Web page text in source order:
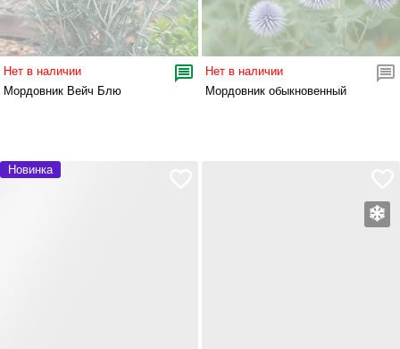
Нет в наличии
Мордовник Вейч Блю
Нет в наличии
Мордовник обыкновенный
Новинка